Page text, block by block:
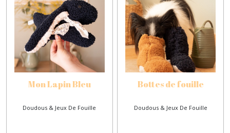
Mon Lapin Bleu
Doudous & Jeux De Fouille
Bottes de fouille
Doudous & Jeux De Fouille